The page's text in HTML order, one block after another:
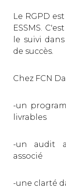
Le RGPD
ESSMS.
le suivi
de succès.
Chez FCN
-un
livrables
-un audit
associé
-une clarté